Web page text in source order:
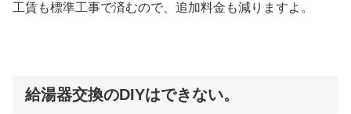
工賃も標準工事で済むので、追加料金も減りますよ。
給湯器交換のDIYはできない。